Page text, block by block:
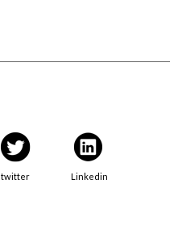
twitter Linkedin